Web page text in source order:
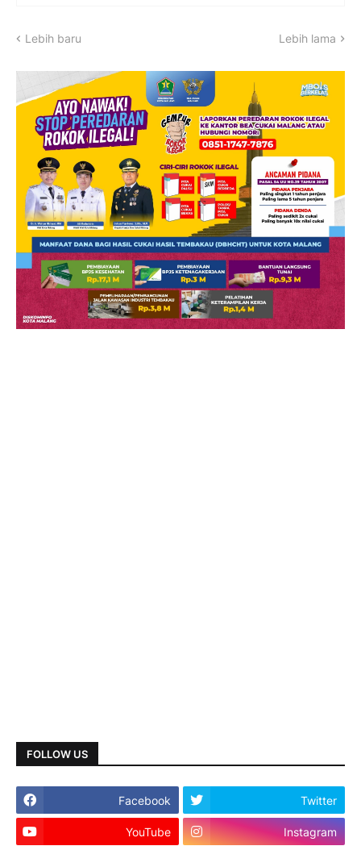
Lebih baru Lebih lama
FOLLOW US
Facebook Twitter
YouTube Instagram